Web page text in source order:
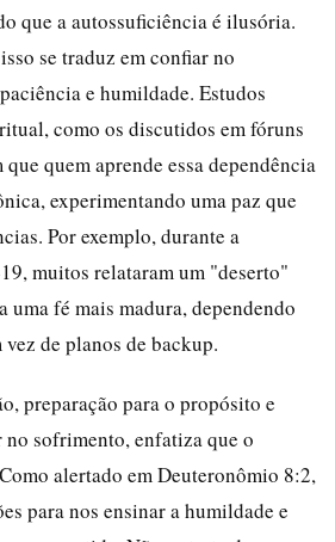
que a autossuficiência é ilusória.
se traduz em confiar no
e humildade. Estudos
como os discutidos em fóruns
quem aprende essa dependência
experimentando uma paz que
Por exemplo, durante a
muitos relataram um "deserto"
uma fé mais madura, dependendo
de planos de backup.
preparação para o propósito e
sofrimento, enfatiza que o
alertado em Deuteronômio 8:2,
para nos ensinar a humildade e